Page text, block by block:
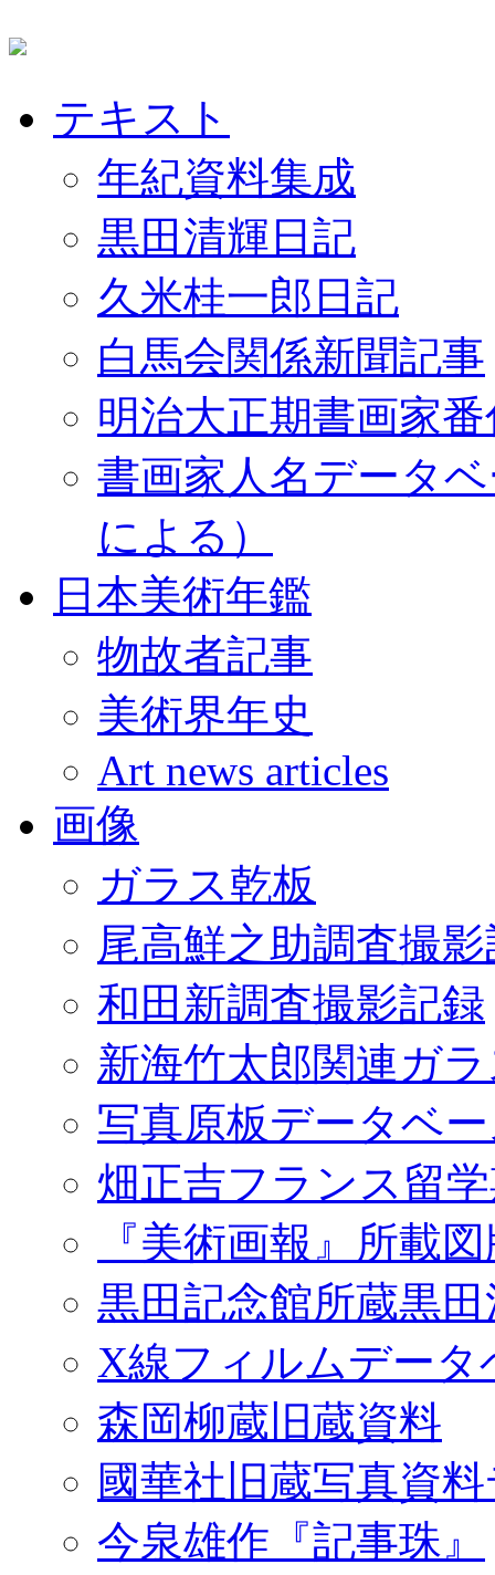
テキスト
年紀資料集成
黒田清輝日記
久米桂一郎日記
白馬会関係新聞記事
明治大正期書画家
書画家人名データ
による）
日本美術年鑑
物故者記事
美術界年史
Art news articles
画像
ガラス乾板
尾高鮮之助調査撮
和田新調査撮影記録
新海竹太郎関連ガ
写真原板データベ
畑正吉フランス留
『美術画報』所載
黒田記念館所蔵黒
X線フィルムデータ
森岡柳蔵旧蔵資料
國華社旧蔵写真資
今泉雄作『記事珠』